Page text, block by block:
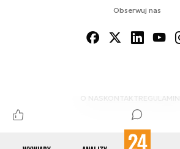
Obserwuj nas
O NAS KONTAKTREGULAMIN